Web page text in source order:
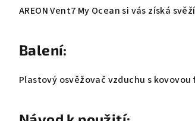
AREON Vent7 My Ocean si vás získá
Balení:
Plastový osvěžovač vzduchu s